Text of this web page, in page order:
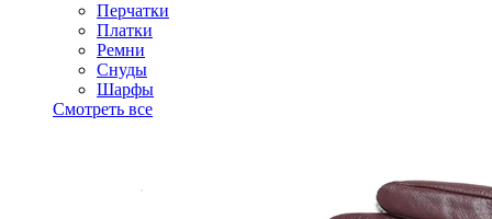
Перчатки
Платки
Ремни
Снуды
Шарфы
Смотреть все